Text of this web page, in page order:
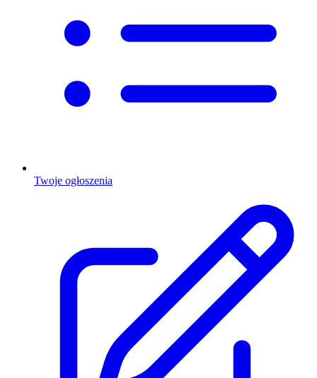
Twoje ogłoszenia